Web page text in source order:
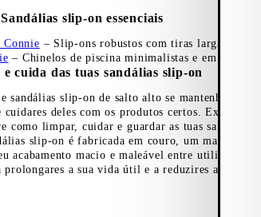
Sandálias slip-on essenciais
Connie – Slip-ons robustos com tiras largas
– Chinelos de piscina minimalistas e em couro
cuida das tuas sandálias slip-on
sandálias slip-on de salto alto se mantenham
deles com os produtos certos. Explora o
como limpar, cuidar e guardar as tuas sandálias
slip-on é fabricada em couro, um material
acabamento macio e maleável entre utilizações.
a sua vida útil e a reduzires a tua